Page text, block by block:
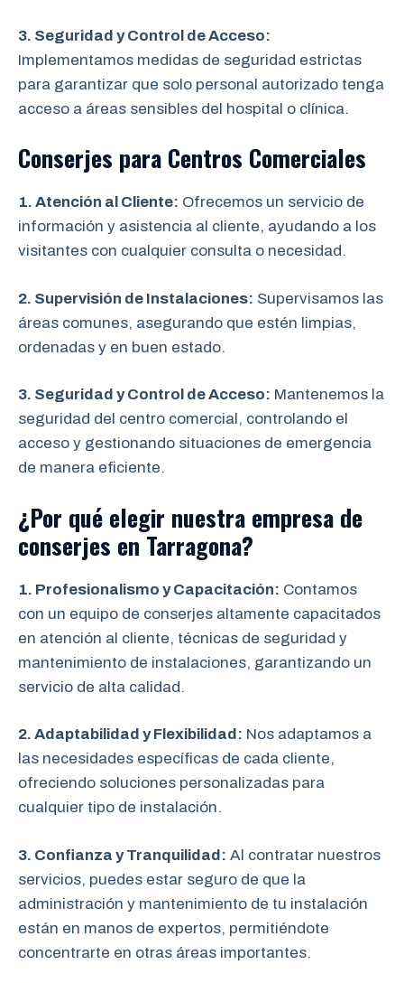
3. Seguridad y Control de Acceso:
Implementamos medidas de seguridad estrictas
para garantizar que solo personal autorizado tenga
acceso a áreas sensibles del hospital o clínica.
Conserjes para Centros Comerciales
1. Atención al Cliente: Ofrecemos un servicio de
información y asistencia al cliente, ayudando a los
visitantes con cualquier consulta o necesidad.
2. Supervisión de Instalaciones: Supervisamos las
áreas comunes, asegurando que estén limpias,
ordenadas y en buen estado.
3. Seguridad y Control de Acceso: Mantenemos la
seguridad del centro comercial, controlando el
acceso y gestionando situaciones de emergencia
de manera eficiente.
¿Por qué elegir nuestra empresa de
conserjes en Tarragona?
1. Profesionalismo y Capacitación: Contamos
con un equipo de conserjes altamente capacitados
en atención al cliente, técnicas de seguridad y
mantenimiento de instalaciones, garantizando un
servicio de alta calidad.
2. Adaptabilidad y Flexibilidad: Nos adaptamos a
las necesidades específicas de cada cliente,
ofreciendo soluciones personalizadas para
cualquier tipo de instalación.
3. Confianza y Tranquilidad: Al contratar nuestros
servicios, puedes estar seguro de que la
administración y mantenimiento de tu instalación
están en manos de expertos, permitiéndote
concentrarte en otras áreas importantes.